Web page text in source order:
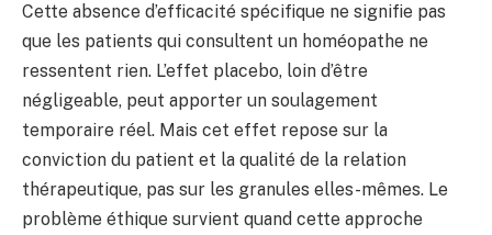
Cette absence d’efficacité spécifique ne signifie pas
que les patients qui consultent un homéopathe ne
ressentent rien. L’effet placebo, loin d’être
négligeable, peut apporter un soulagement
temporaire réel. Mais cet effet repose sur la
conviction du patient et la qualité de la relation
thérapeutique, pas sur les granules elles-mêmes. Le
problème éthique survient quand cette approche